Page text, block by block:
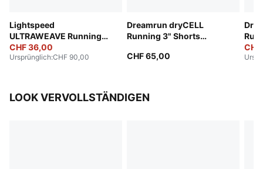
Lightspeed
ULTRAWEAVE Running
2" Shorts Women
CHF 36,00
Ursprünglich:CHF 90,00
Dreamrun dryCELL
Running 3" Shorts
CHF 65,00
LOOK VERVOLLSTÄNDIGEN